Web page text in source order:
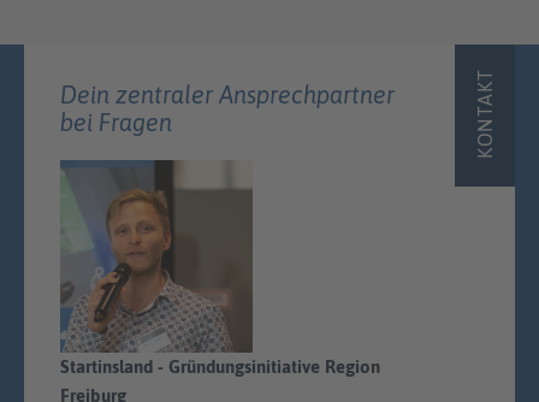
KONTAKT
Dein zentraler Ansprechpartner
bei Fragen
Startinsland - Gründungsinitiative Region
Freiburg